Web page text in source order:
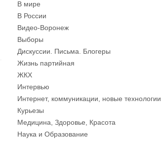
В мире
В России
Видео-Воронеж
Выборы
Дискуссии. Письма. Блогеры
Жизнь партийная
ЖКХ
Интервью
Интернет, коммуникации, новые технологии
Курьезы
Медицина, Здоровье, Красота
Наука и Образование